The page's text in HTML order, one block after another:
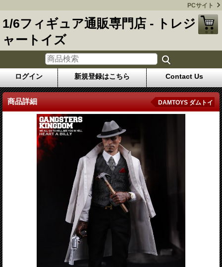
PCサイト
1/6フィギュア通販専門店 - トレジ
ャートイズ
ログイン 新規登録はこちら Contact Us
商品詳細 DAMTOYS ダムトイ